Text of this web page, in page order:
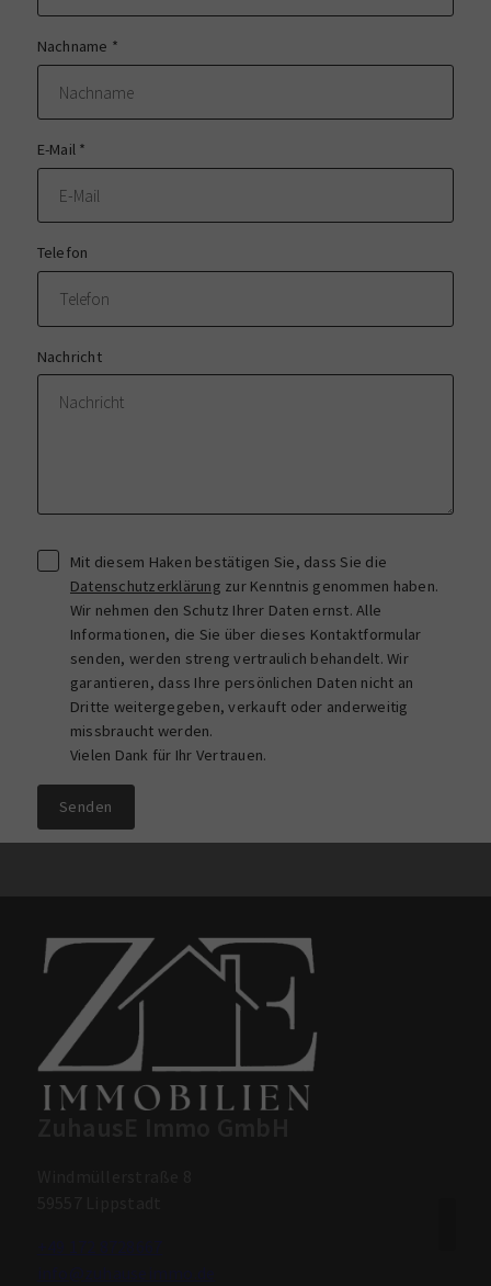
Nachname *
E-Mail *
Telefon
Nachricht
Mit diesem Haken bestätigen Sie, dass Sie die
Datenschutzerklärung zur Kenntnis genommen haben.
Wir nehmen den Schutz Ihrer Daten ernst. Alle
Informationen, die Sie über dieses Kontaktformular
senden, werden streng vertraulich behandelt. Wir
garantieren, dass Ihre persönlichen Daten nicht an
Dritte weitergegeben, verkauft oder anderweitig
missbraucht werden.
Vielen Dank für Ihr Vertrauen.
Senden